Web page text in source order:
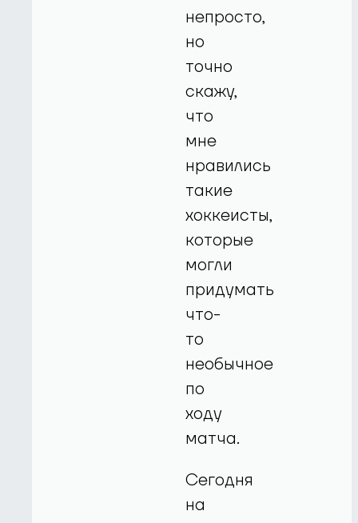
непросто,
но
точно
скажу,
что
мне
нравились
такие
хоккеисты,
которые
могли
придумать
что-
то
необычное
по
ходу
матча.
Сегодня
на